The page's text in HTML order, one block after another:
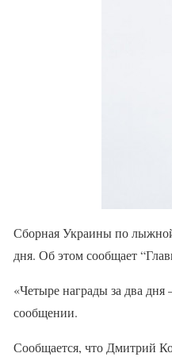
Сборная Украины по лыжной
дня. Об этом сообщает
«Четыре награды за два
сообщении.
Сообщается, что Дмитрий